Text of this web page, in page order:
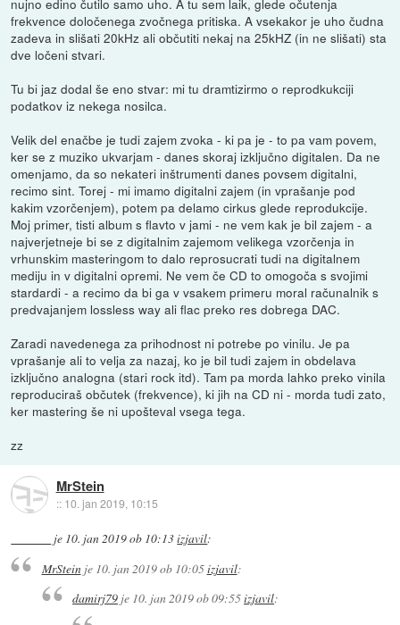
nujno edino čutilo samo uho. A tu sem laik, glede očutenja
frekvence določenega zvočnega pritiska. A vsekakor je uho čudna
zadeva in slišati 20kHz ali občutiti nekaj na 25kHZ (in ne slišati) sta
dve ločeni stvari.
Tu bi jaz dodal še eno stvar: mi tu dramtizirmo o reprodkukciji
podatkov iz nekega nosilca.
Velik del enačbe je tudi zajem zvoka - ki pa je - to pa vam povem,
ker se z muziko ukvarjam - danes skoraj izključno digitalen. Da ne
omenjamo, da so nekateri inštrumenti danes povsem digitalni,
recimo sint. Torej - mi imamo digitalni zajem (in vprašanje pod
kakim vzorčenjem), potem pa delamo cirkus glede reprodukcije.
Moj primer, tisti album s flavto v jami - ne vem kak je bil zajem - a
najverjetneje bi se z digitalnim zajemom velikega vzorčenja in
vrhunskim masteringom to dalo reprosucrati tudi na digitalnem
mediju in v digitalni opremi. Ne vem če CD to omogoča s svojimi
stardardi - a recimo da bi ga v vsakem primeru moral računalnik s
predvajanjem lossless way ali flac preko res dobrega DAC.
Zaradi navedenega za prihodnost ni potrebe po vinilu. Je pa
vprašanje ali to velja za nazaj, ko je bil tudi zajem in obdelava
izključno analogna (stari rock itd). Tam pa morda lahko preko vinila
reproduciraš občutek (frekvence), ki jih na CD ni - morda tudi zato,
ker mastering še ni upošteval vsega tega.
zz
MrStein
:: 10. jan 2019, 10:15
je 10. jan 2019 ob 10:13izjavil:
MrSteinje 10. jan 2019 ob 10:05izjavil:
damirj79 je 10. jan 2019 ob 09:55izjavil: